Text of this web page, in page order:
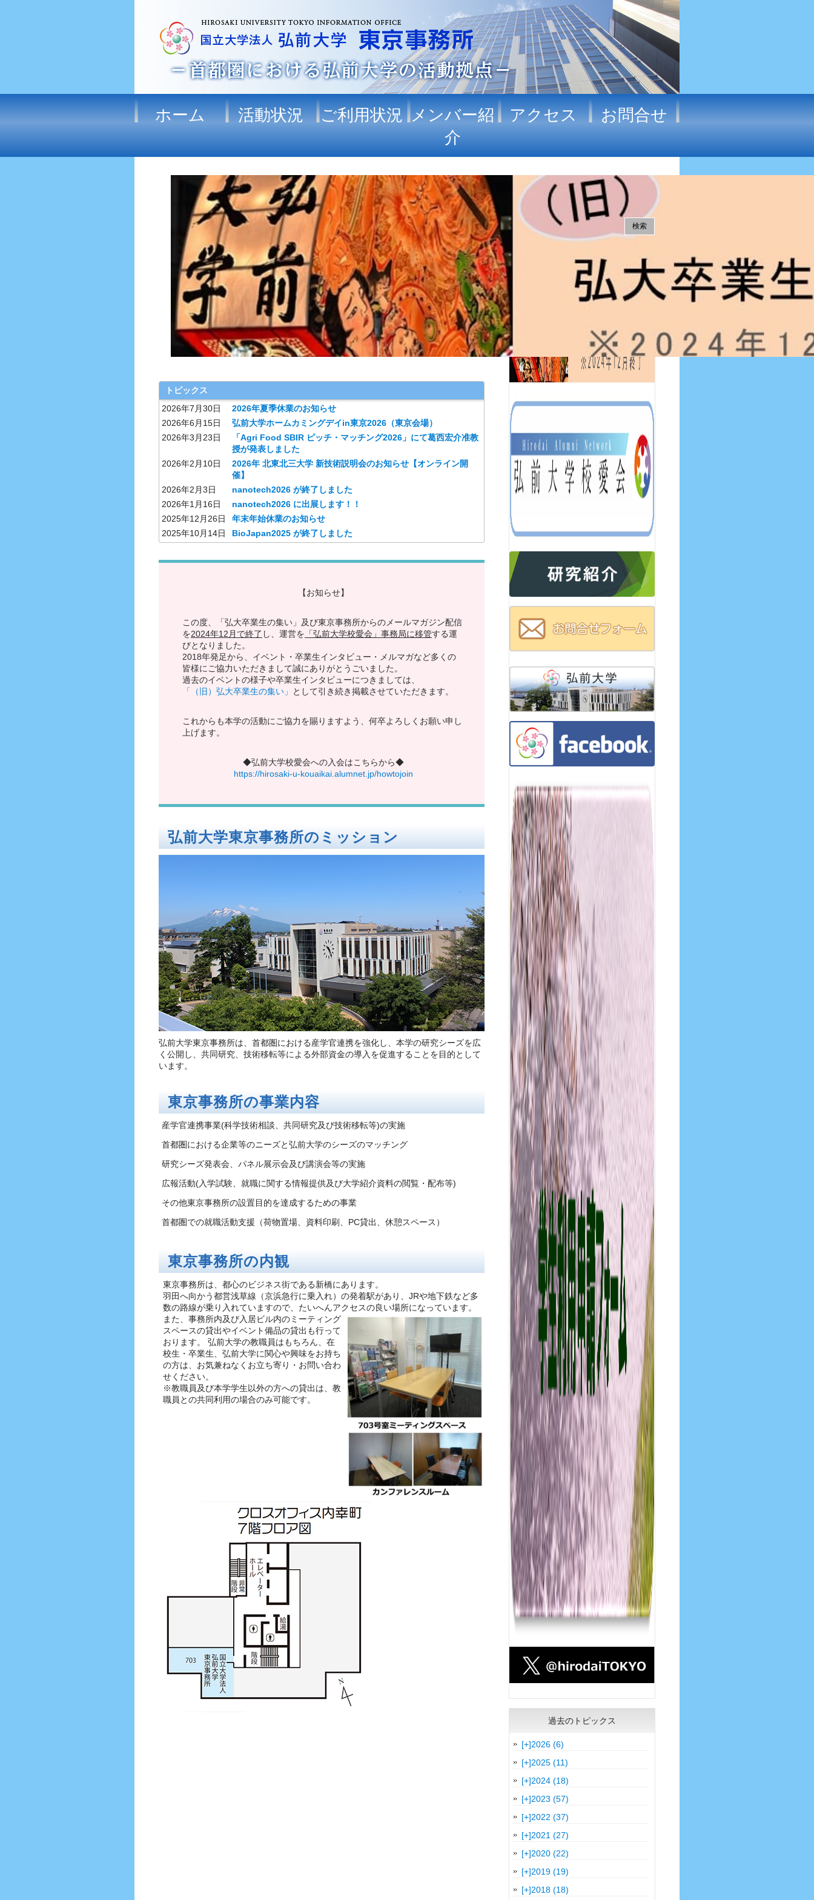
ホーム 活動状況 ご利用状況 メンバー紹
介
アクセス お問合せ
トピックス
2026年7月30日
2026年夏季休業のお知らせ
2026年6月15日
弘前大学ホームカミングデイin東京2026（東京会場）
2026年3月23日
「Agri Food SBIR ピッチ・マッチング2026」にて葛西宏介准教
授が発表しました
2026年2月10日
2026年 北東北三大学 新技術説明会のお知らせ【オンライン開
催】
2026年2月3日
nanotech2026 が終了しました
2026年1月16日
nanotech2026 に出展します！！
2025年12月26日
年末年始休業のお知らせ
2025年10月14日
BioJapan2025 が終了しました
【お知らせ】
この度、「弘大卒業生の集い」及び東京事務所からのメールマガジン配信
を2024年12 月で終了 し、運営を 「弘前大学校愛会」事務局に移管する運
びとなりました。
2018年発足から、イベント・卒業生インタビュー・メルマガなど多くの
皆様にご協力いただきまして誠にありがとうごいました。
過去のイベントの様子や卒業生インタビューにつきましては、
「（旧）弘大卒業生の集い」
として引き続き掲載させていただきます。
これからも本学の活動にご協力を賜りますよう、何卒よろしくお願い申し
上げます。
◆弘前大学校愛会への入会はこちらから◆
https://hirosaki-u-kouaikai.alumnet.jp/howtojoin
弘前大学東京事務所のミッション
弘前大学東京事務所は、首都圏における産学官連携を強化し、本学の研究シーズを広
く公開し、共同研究、技術移転等による外部資金の導入を促進することを目的として
います。
東京事務所の事業内容
産学官連携事業(科学技術相談、共同研究及び技術移転等)の実施
首都圏における企業等のニーズと弘前大学のシーズのマッチング
研究シーズ発表会、パネル展示会及び講演会等の実施
広報活動(入学試験、就職に関する情報提供及び大学紹介資料の閲覧・配布等)
その他東京事務所の設置目的を達成するための事業
首都圏での就職活動支援（荷物置場、資料印刷、PC貸出、休憩スペース）
東京事務所の内観
東京事務所は、都心のビジネス街である新橋にあります。
羽田へ向かう都営浅草線（京浜急行に乗入れ）の発着駅があり、JRや地下鉄など多
数の路線が乗り入れていますので、たいへんアクセスの良い場所になっています。
また、事務所内及び入居ビル内のミーティング
スペースの貸出やイベント備品の貸出も行って
おります。 弘前大学の教職員はもちろん、在
校生・卒業生、弘前大学に関心や興味をお持ち
の方は、お気兼ねなくお立ち寄り・お問い合わ
せください。
※教職員及び本学学生以外の方への貸出は、教
職員との共同利用の場合のみ可能です。
トピックスの検索
過去のトピックス
[+]2026 (6)
[+]2025 (11)
[+]2024 (18)
[+]2023 (57)
[+]2022 (37)
[+]2021 (27)
[+]2020 (22)
[+]2019 (19)
[+]2018 (18)